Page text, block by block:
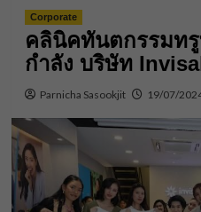
Corporate
คลินิคทันตกรรมท
กำลัง บริษัท
Parnicha Sasookjit 19/07/